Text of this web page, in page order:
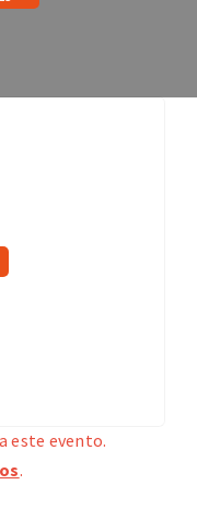
este evento.
.